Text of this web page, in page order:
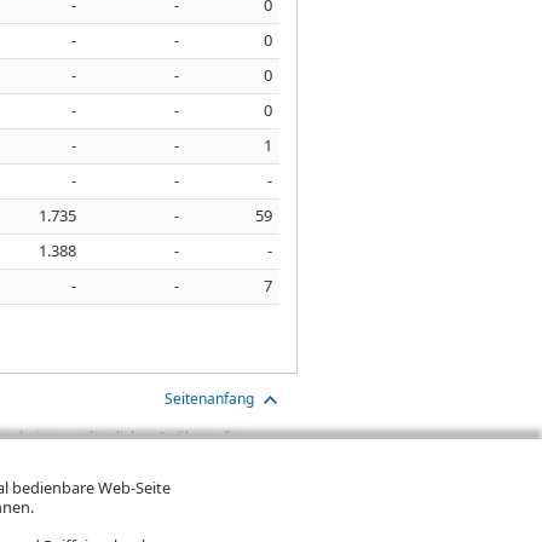
bedienbare Web-Seite
- -
0
- -
0
- -
0
- -
0
- -
1
- -
-
1.735 -
59
1.388 -
-
- - 7
Seitenanfang
keinen verlässlichen Indikator für
sind Transaktionskosten (wie z.B.
kommen auch noch
Wertentwicklung bzw.
Falls Kurse in Fremdwährung notieren,